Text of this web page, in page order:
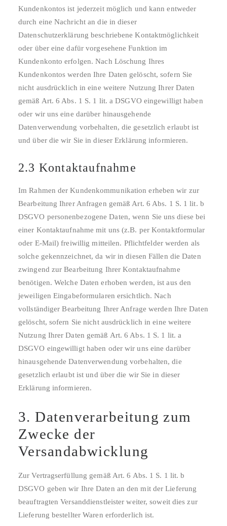
Kundenkontos ist jederzeit möglich und kann entweder
durch eine Nachricht an die in dieser
Datenschutzerklärung beschriebene Kontaktmöglichkeit
oder über eine dafür vorgesehene Funktion im
Kundenkonto erfolgen. Nach Löschung Ihres
Kundenkontos werden Ihre Daten gelöscht, sofern Sie
nicht ausdrücklich in eine weitere Nutzung Ihrer Daten
gemäß Art. 6 Abs. 1 S. 1 lit. a DSGVO eingewilligt haben
oder wir uns eine darüber hinausgehende
Datenverwendung vorbehalten, die gesetzlich erlaubt ist
und über die wir Sie in dieser Erklärung informieren.
2.3 Kontaktaufnahme
Im Rahmen der Kundenkommunikation erheben wir zur
Bearbeitung Ihrer Anfragen gemäß Art. 6 Abs. 1 S. 1 lit. b
DSGVO personenbezogene Daten, wenn Sie uns diese bei
einer Kontaktaufnahme mit uns (z.B. per Kontaktformular
oder E-Mail) freiwillig mitteilen. Pflichtfelder werden als
solche gekennzeichnet, da wir in diesen Fällen die Daten
zwingend zur Bearbeitung Ihrer Kontaktaufnahme
benötigen. Welche Daten erhoben werden, ist aus den
jeweiligen Eingabeformularen ersichtlich. Nach
vollständiger Bearbeitung Ihrer Anfrage werden Ihre Daten
gelöscht, sofern Sie nicht ausdrücklich in eine weitere
Nutzung Ihrer Daten gemäß Art. 6 Abs. 1 S. 1 lit. a
DSGVO eingewilligt haben oder wir uns eine darüber
hinausgehende Datenverwendung vorbehalten, die
gesetzlich erlaubt ist und über die wir Sie in dieser
Erklärung informieren.
3. Datenverarbeitung zum
Zwecke der
Versandabwicklung
Zur Vertragserfüllung gemäß Art. 6 Abs. 1 S. 1 lit. b
DSGVO geben wir Ihre Daten an den mit der Lieferung
beauftragten Versanddienstleister weiter, soweit dies zur
Lieferung bestellter Waren erforderlich ist.